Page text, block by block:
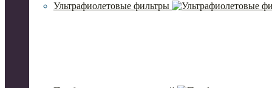
Ультрафиолетовые фильтры